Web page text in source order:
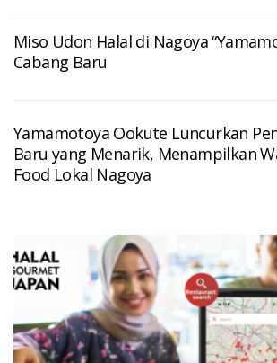
Miso Udon Halal di Nagoya
Cabang Baru
Yamamotoya Ookute Luncurkan
Baru yang Menarik, Menampilkan
Food Lokal Nagoya